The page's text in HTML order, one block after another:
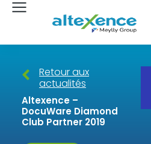
Retour aux
actualités
Altexence –
DocuWare Diamond
Club Partner 2019